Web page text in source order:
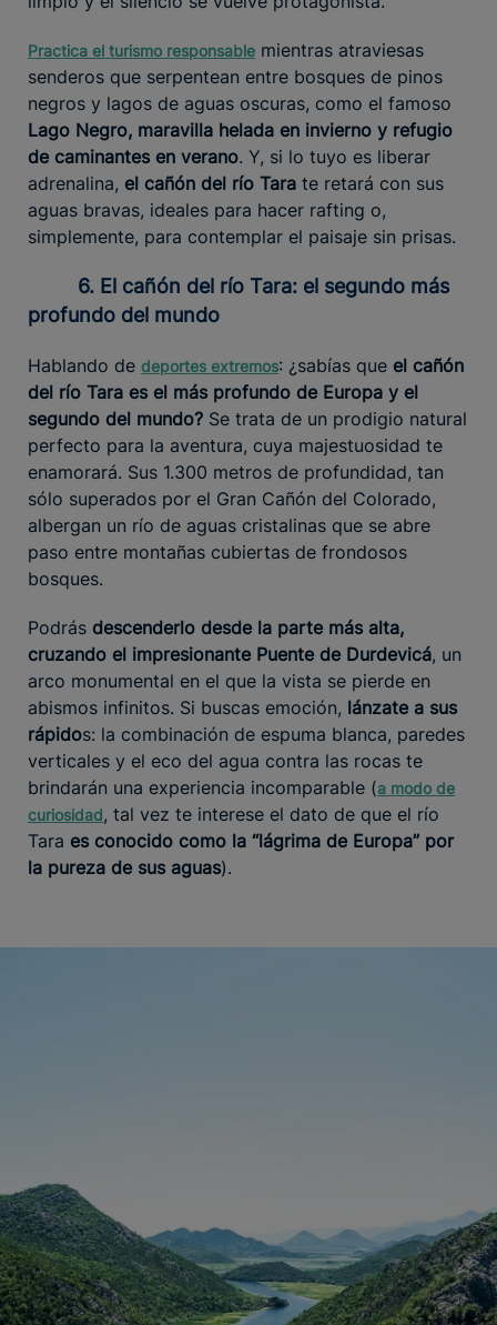
Practica el turismo responsable mientras atraviesas
senderos que serpentean entre bosques de pinos
negros y lagos de aguas oscuras, como el famoso
Lago Negro, maravilla helada en invierno y refugio
de caminantes en verano. Y, si lo tuyo es liberar
adrenalina, el cañón del río Tara te retará con sus
aguas bravas, ideales para hacer rafting o,
simplemente, para contemplar el paisaje sin prisas.
6. El cañón del río Tara: el segundo más
profundo del mundo
Hablando de deportes extremos: ¿sabías que el cañón
del río Tara es el más profundo de Europa y el
segundo del mundo? Se trata de un prodigio natural
perfecto para la aventura, cuya majestuosidad te
enamorará. Sus 1.300 metros de profundidad, tan
sólo superados por el Gran Cañón del Colorado,
albergan un río de aguas cristalinas que se abre
paso entre montañas cubiertas de frondosos
bosques.
Podrás descenderlo desde la parte más alta,
cruzando el impresionante Puente de Durdevicá, un
arco monumental en el que la vista se pierde en
abismos infinitos. Si buscas emoción, lánzate a sus
rápidos: la combinación de espuma blanca, paredes
verticales y el eco del agua contra las rocas te
brindarán una experiencia incomparable (a modo de
curiosidad, tal vez te interese el dato de que el río
Tara es conocido como la “lágrima de Europa” por
la pureza de sus aguas).